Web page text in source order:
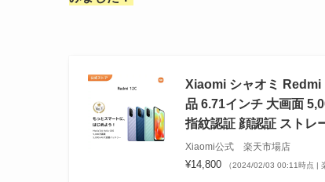
Xiaomi シャオミ Redmi
品 6.71インチ 大画面
指紋認証 顔認証 ストレ
Xiaomi公式 楽天市場店
¥14,800 （2024/02/03 00:11時点 |